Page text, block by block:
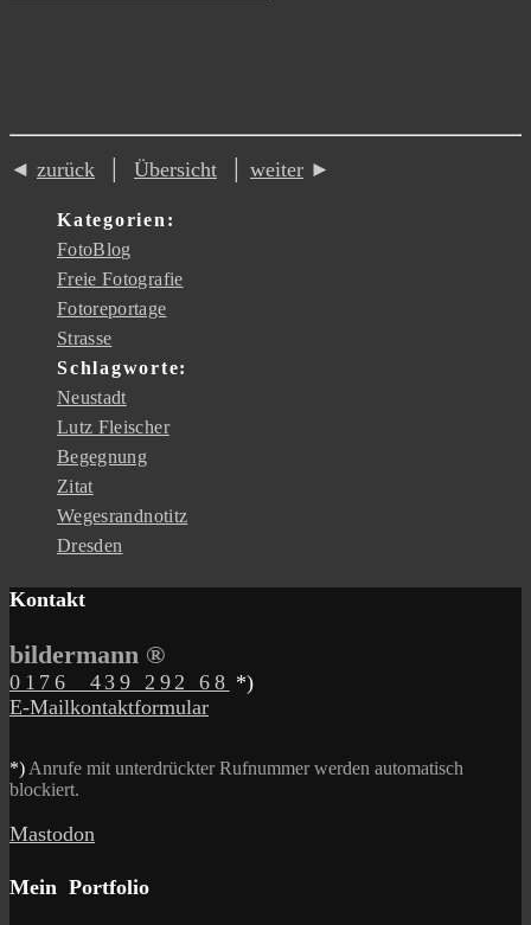
◄ zurück Übersicht weiter ►
Kategorien:
FotoBlog
Freie Fotografie
Fotoreportage
Strasse
Schlagworte:
Neustadt
Lutz Fleischer
Begegnung
Zitat
Wegesrandnotitz
Dresden
Kontakt
bildermann ®
0176 439 292 68 *)
E-Mailkontaktformular
*)Anrufe mit unterdrückter Rufnummer werden automatisch
blockiert.
Mastodon
Mein Portfolio